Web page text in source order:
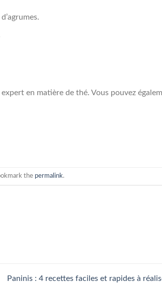
en matière de thé. Vous pouvez
the permalink.
Paninis : 4 recettes faciles et rapides à